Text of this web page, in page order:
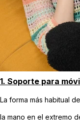
1. Soporte para
La forma más habitual
la mano en el extremo